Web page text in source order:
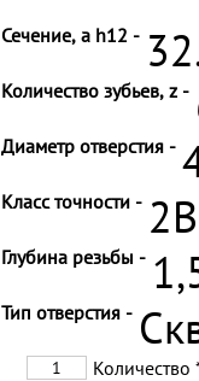
Сечение, a h12 -
Количество зубьев, z -
Диаметр отверстия -
Класс точности - 2B
Глубина резьбы -
Тип отверстия -
Количество